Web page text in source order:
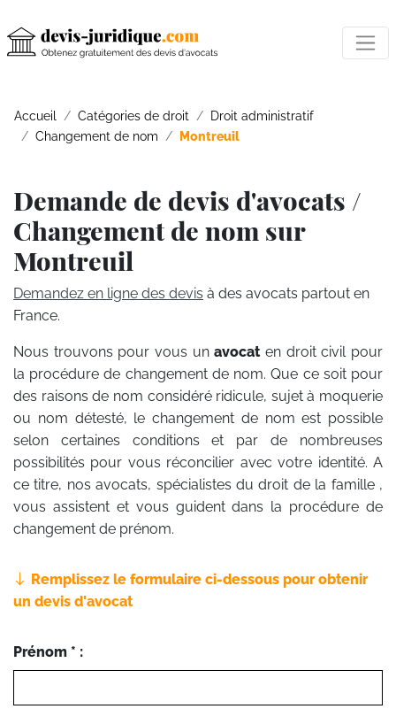
Accueil Catégories de droit
Droit administratif
Changement de nom
Montreuil
Demande de devis d'avocats /
Changement de nom sur
Montreuil
Demandez en ligne des devis à des avocats partout en
France.
Nous trouvons pour vous unavocaten droit civil pour
la procédure de changement de nom. Que ce soit pour
des raisons de nom considéré ridicule, sujet à moquerie
ou nom détesté, le changement de nom est possible
selon certaines conditions et par de nombreuses
possibilités pour vous réconcilier avec votre identité. A
ce titre, nos avocats, spécialistes du droit de la famille ,
vous assistent et vous guident dans la procédure de
changement de prénom.
Remplissez le formulaire ci-dessous pour obtenir
un devis d'avocat
Prénom * :